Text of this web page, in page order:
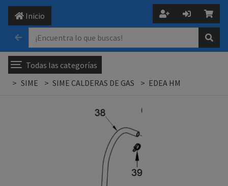
Inicio
Todas las categorías
SIME
SIME CALDERAS DE GAS EDEA HM